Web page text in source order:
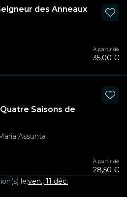
des Anneaux
À partir de
35,00 €
Saisons de
Assunta
À partir de
28,50 €
le:ven., 11 déc.